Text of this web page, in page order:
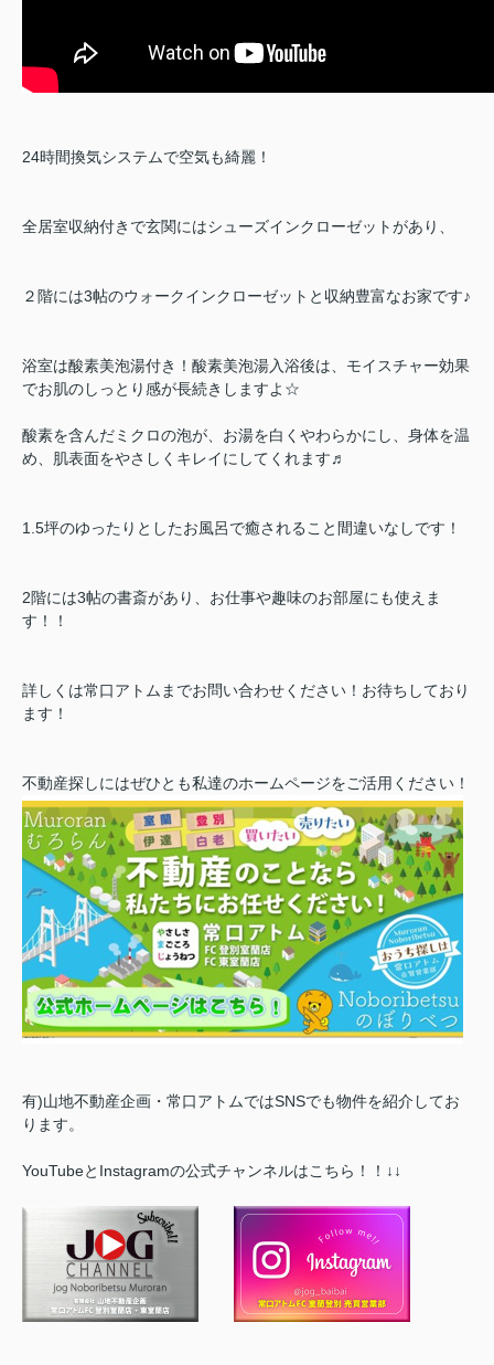
24時間換気システムで空気も綺麗！
全居室収納付きで玄関にはシューズインクローゼットがあり、
２階には3帖のウォークインクローゼットと収納豊富なお家です♪
浴室は酸素美泡湯付き！酸素美泡湯入浴後は、モイスチャー効果
でお肌のしっとり感が長続きしますよ☆
酸素を含んだミクロの泡が、お湯を白くやわらかにし、身体を温
め、肌表面をやさしくキレイにしてくれます♬
1.5坪のゆったりとしたお風呂で癒されること間違いなしです！
2階には3帖の書斎があり、お仕事や趣味のお部屋にも使えま
す！！
詳しくは常口アトムまでお問い合わせください！お待ちしており
ます！
不動産探しにはぜひとも私達のホームページをご活用ください！
有)山地不動産企画・常口アトムではSNSでも物件を紹介してお
ります。
YouTubeとInstagramの公式チャンネルはこちら！！↓↓